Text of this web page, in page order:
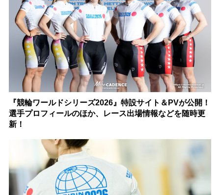
『競輪ワールドシリーズ2026』特設サイト＆PVが公開！
選手プロフィールのほか、レース出場情報などを随時更
新！